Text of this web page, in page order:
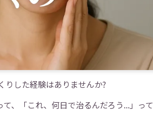
した経験はありませんか?
、「これ、何日で治るんだろう...」って